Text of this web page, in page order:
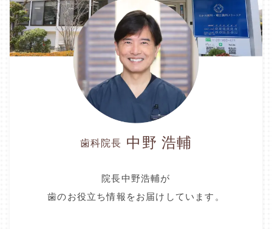
歯科院長 中野 浩輔
院長中野浩輔が
歯のお役立ち情報をお届けしています。